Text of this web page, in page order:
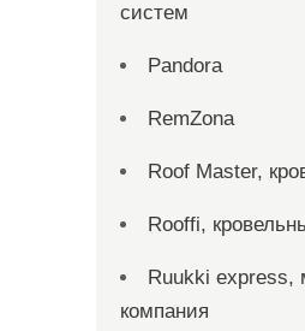
систем
Pandora
RemZona
Roof Master,
Rooffi,
Ruukki express,
компания